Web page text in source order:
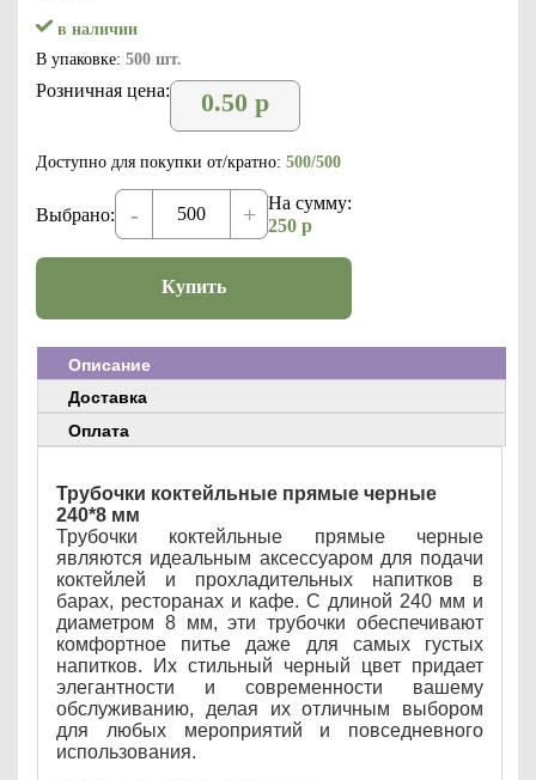
в наличии
В упаковке: 500 шт.
Розничная цена: 0.50 р
Доступно для покупки от/кратно: 500/500
Выбрано: - +
На сумму:
250 р
Купить
Описание
Доставка
Оплата
Трубочки коктейльные прямые черные
240*8 мм
Трубочки коктейльные прямые черные
являются идеальным аксессуаром для подачи
коктейлей и прохладительных напитков в
барах, ресторанах и кафе. С длиной 240 мм и
диаметром 8 мм, эти трубочки обеспечивают
комфортное питье даже для самых густых
напитков. Их стильный черный цвет придает
элегантности и современности вашему
обслуживанию, делая их отличным выбором
для любых мероприятий и повседневного
использования.